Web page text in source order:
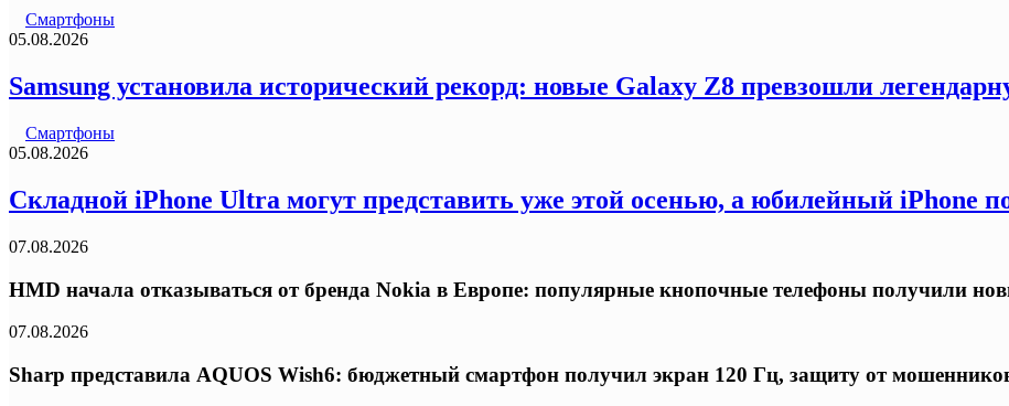
Смартфоны
05.08.2026
Samsung установила исторический рекорд: новые Galaxy Z8 превзошли
Смартфоны
05.08.2026
Складной iPhone Ultra могут представить уже этой осенью, а юбилейный iPhone
07.08.2026
HMD начала отказываться от бренда Nokia в Европе: популярные кнопочные телефоны получили
07.08.2026
Sharp представила AQUOS Wish6: бюджетный смартфон получил экран 120 Гц, защиту от